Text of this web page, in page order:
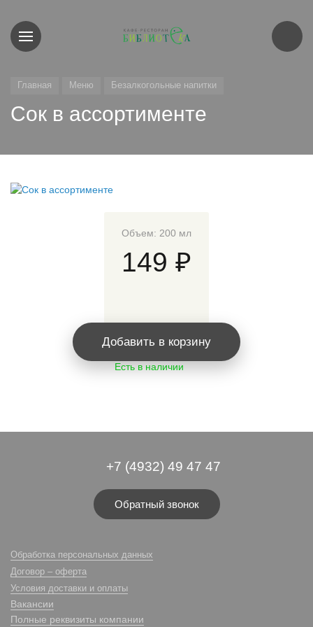
Главная Меню Безалкогольные напитки
Сок в ассортименте
Есть в наличии
Объем: 200 мл
149 ₽
Добавить в корзину
+7 (4932) 49 47 47
Обратный звонок
Обработка персональных данных
Договор – оферта
Условия доставки и оплаты
Вакансии
Полные реквизиты компании